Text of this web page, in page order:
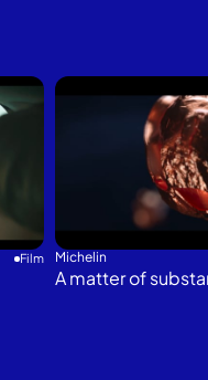
Film Michelin
A matter of